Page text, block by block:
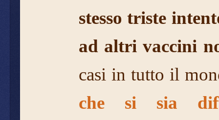
stesso triste
ad altri vaccini
casi in tutto il
che si sia